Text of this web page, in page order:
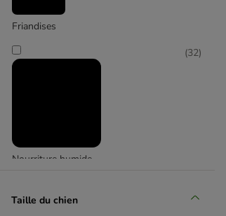
Friandises
Nourriture humide
(32)
Taille du chien